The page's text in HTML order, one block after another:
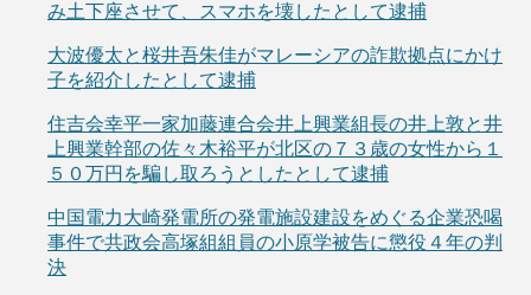
み土下座させて、スマホを壊したとして逮捕
大波優太と桜井吾朱佳がマレーシアの詐欺拠点にかけ
子を紹介したとして逮捕
住吉会幸平一家加藤連合会井上興業組長の井上敦と井
上興業幹部の佐々木裕平が北区の７３歳の女性から１
５０万円を騙し取ろうとしたとして逮捕
中国電力大崎発電所の発電施設建設をめぐる企業恐喝
事件で共政会高塚組組員の小原学被告に懲役４年の判
決